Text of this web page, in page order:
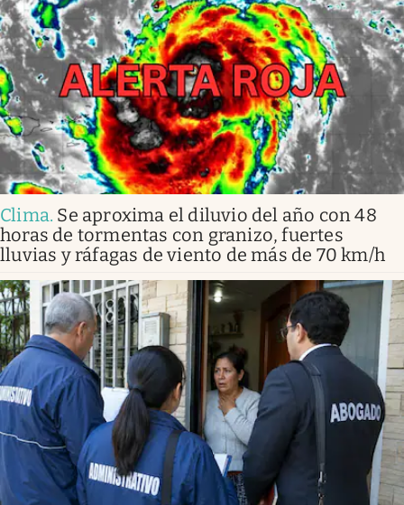
Clima. Se aproxima el diluvio del año con 48
horas de tormentas con granizo, fuertes
lluvias y ráfagas de viento de más de 70 km/h